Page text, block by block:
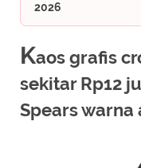
2026
Kaos grafis
sekitar Rp12
Spears warna